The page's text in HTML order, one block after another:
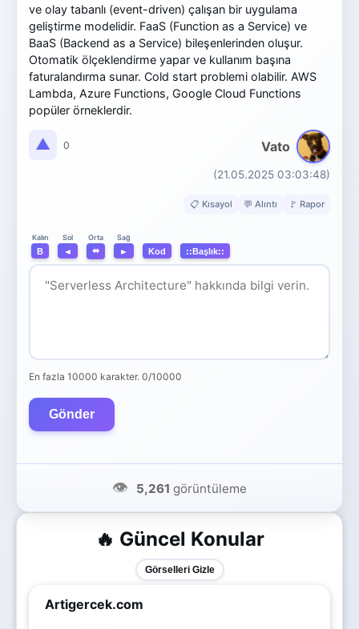
🔥 Güncel Konular
Görselleri Gizle
Artigercek.com
ve olay tabanlı (event-driven) çalışan bir uygulama
geliştirme modelidir. FaaS (Function as a Service) ve
BaaS (Backend as a Service) bileşenlerinden oluşur.
Otomatik ölçeklendirme yapar ve kullanım başına
faturalandırma sunar. Cold start problemi olabilir. AWS
Lambda, Azure Functions, Google Cloud Functions
popüler örneklerdir.
Vato
(21.05.2025 03:03:48)
▲ 0
📋 Kısayol 💬 Alıntı 🚩 Rapor
Kalın
B
Sol
◄
Orta
⬌
Sağ
► Kod ::Başlık::
En fazla 10000 karakter. 0/10000
Gönder
👁️ 5,261 görüntüleme